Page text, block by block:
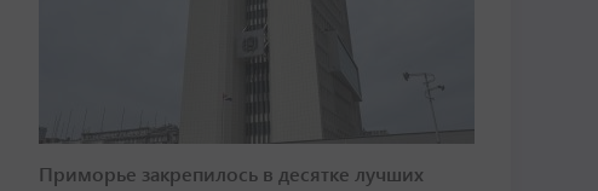
Приморье закрепилось в десятке лучших